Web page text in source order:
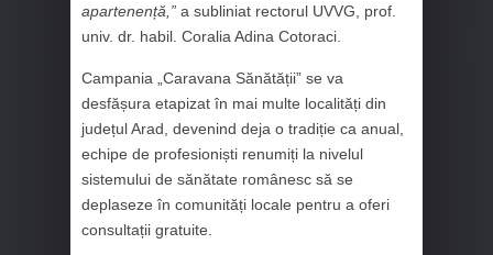
apartenență,” a subliniat rectorul UVVG, prof.
univ. dr. habil. Coralia Adina Cotoraci.
Campania „Caravana Sănătății” se va
desfășura etapizat în mai multe localități din
județul Arad, devenind deja o tradiție ca anual,
echipe de profesioniști renumiți la nivelul
sistemului de sănătate românesc să se
deplaseze în comunități locale pentru a oferi
consultații gratuite.